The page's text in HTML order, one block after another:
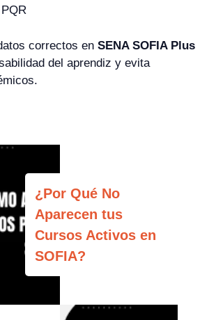
correctos en SENA SOFIA Plus
del aprendiz y evita
¿Por Qué No
Aparecen tus
Cursos Activos en
SOFIA?